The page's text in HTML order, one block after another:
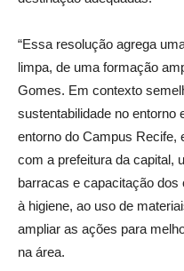
“Essa resolução agrega
limpa, de uma formação
Gomes. Em contexto
sustentabilidade no entorno
entorno do Campus Recife,
com a prefeitura da capital,
barracas e capacitação
à higiene, ao uso de
ampliar as ações para
na área.